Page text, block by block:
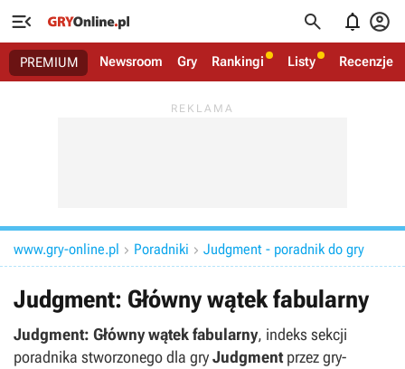
   
PREMIUM Newsroom Gry Rankingi Listy Recenzje
www.gry-online.pl  Poradniki  Judgment - poradnik do gry
Judgment: Główny wątek fabularny
Judgment: Główny wątek fabularny, indeks sekcji
poradnika stworzonego dla gryJudgmentprzez gry-